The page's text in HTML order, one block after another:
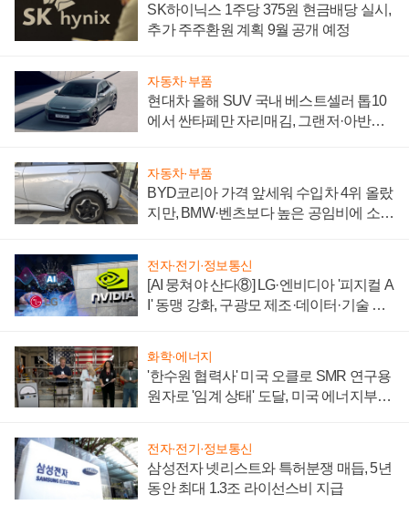
SK하이닉스 1주당 375원 현금배당 실시,
추가 주주환원 계획 9월 공개 예정
자동차·부품
현대차 올해 SUV 국내 베스트셀러 톱10
에서 싼타페만 자리매김, 그랜저·아반떼
자동차·부품
BYD코리아 가격 앞세워 수입차 4위 올랐
지만, BMW·벤츠보다 높은 공임비에 소비
전자·전기·정보통신
[AI 뭉쳐야 산다⑧] LG·엔비디아 '피지컬 A
I' 동맹 강화, 구광모 제조·데이터·기술 결
화학·에너지
'한수원 협력사' 미국 오클로 SMR 연구용
원자로 '임계 상태' 도달, 미국 에너지부
전자·전기·정보통신
삼성전자 넷리스트와 특허분쟁 매듭, 5년
동안 최대 1.3조 라이선스비 지급